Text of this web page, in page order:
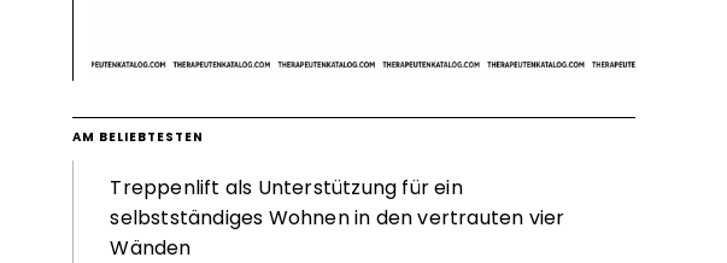
AM BELIEBTESTEN
Treppenlift als Unterstützung für ein
selbstständiges Wohnen in den vertrauten vier
Wänden